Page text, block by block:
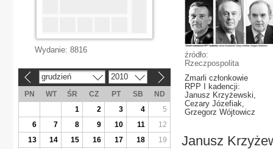
źródło:
Rzeczpospolita
Zmarli członkowie
RPP I kadencji:
Janusz Krzyżewski,
Cezary Józefiak,
Grzegorz Wójtowicz
Janusz
Wydanie: 8816
grudzień 2010
PN WT ŚR CZ PT SB
ND
1
2 3 4
5
6
7 8 9 10 11
12
13
14 15 16 17 18
19